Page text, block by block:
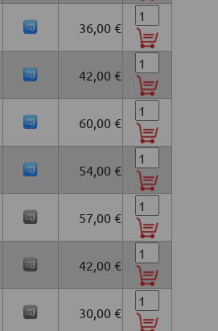
36,00 €
42,00 €
60,00 €
54,00 €
57,00 €
42,00 €
30,00 €